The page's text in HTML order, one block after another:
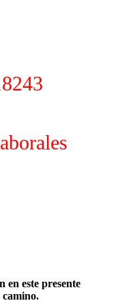
en este presente
camino.